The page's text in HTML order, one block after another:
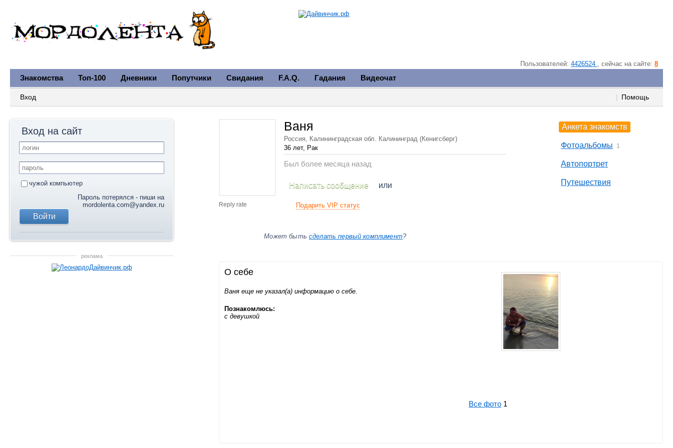
Пользователей: 4426524 , cейчас на сайте: 8
Знакомства Топ-100 Дневники Попутчики Свидания F.A.Q. Гадания Видеочат
Помощь
Вход
Анкета знакомств
Фотоальбомы 1
Автопортрет
Путешествия
Reply rate
Ваня
Россия, Калининградская обл. Калининград (Кенигсберг)
36 лет, Рак
Был более месяца назад
Написать сообщение или
Подарить VIP статус
Может быть сделать первый комплимент?
Все фото 1
О себе
Ваня еще не указал(а) информацию о себе.
Познакомлюсь:
с девушкой
Вход на сайт
чужой компьютер
Пароль потерялся - пиши на
mordolenta.com@yandex.ru
реклама